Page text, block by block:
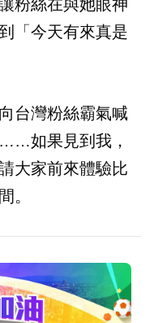
粉絲在與她眼神
「今天有來真是
台灣粉絲霸氣喊
如果見到我，
大家前來體驗比
。